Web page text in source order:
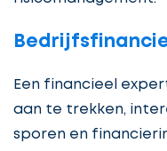
Een financieel
aan te trekken,
sporen en